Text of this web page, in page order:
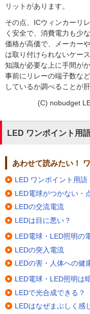
リットがあります。
その点、ICウィンカーリ
く安全で、消費電力も少
価格が高価で、メーカー
は取り付けられないケー
知識が必要な上に手間が
事前にリレーの端子数な
しているか調べることが肝
(C) nobudget
LED ワンポイント用
あわせて読みたい！
LED ワンポイント用語
LED電球がつかない・
LEDの交流電流
LEDは目に悪い？
LED電球・LED照明の
LEDの突入電流
LEDの害・人体への健
LED電球・LED照明は
LEDで光合成できる？
LEDはなぜまぶしく感